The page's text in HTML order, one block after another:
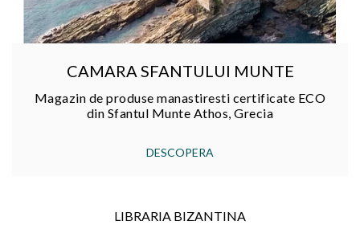
CAMARA SFANTULUI MUNTE
Magazin de produse manastiresti certificate ECO
din Sfantul Munte Athos, Grecia
DESCOPERA
LIBRARIA BIZANTINA